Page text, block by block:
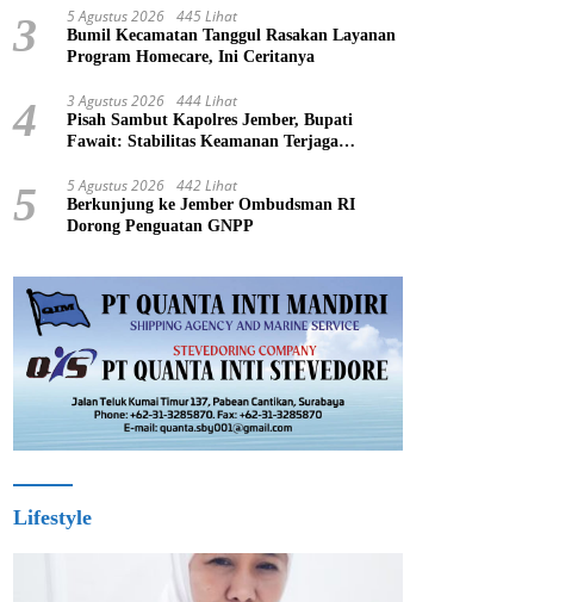
3 5 Agustus 2026 445 Lihat
Bumil Kecamatan Tanggul Rasakan Layanan
Program Homecare, Ini Ceritanya
4 3 Agustus 2026 444 Lihat
Pisah Sambut Kapolres Jember, Bupati
Fawait: Stabilitas Keamanan Terjaga
5 5 Agustus 2026 442 Lihat
Berkunjung ke Jember Ombudsman RI
Dorong Penguatan GNPP
Lifestyle